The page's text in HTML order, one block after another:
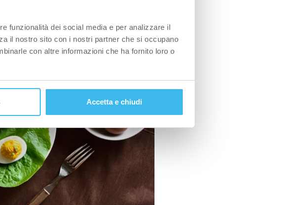
funzionalità dei social media e per analizzare il
il nostro sito con i nostri partner che si occupano
con altre informazioni che ha fornito loro o
Accetta e chiudi